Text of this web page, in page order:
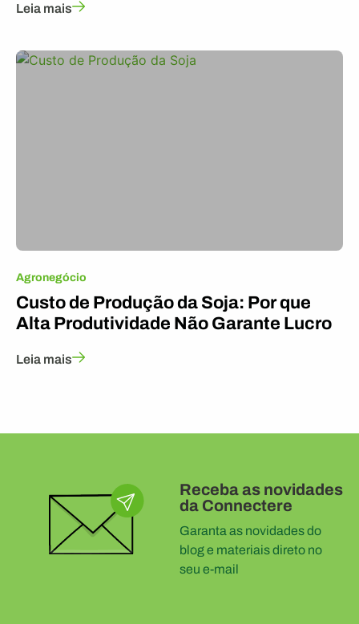
Leia mais
Agronegócio
Custo de Produção da Soja: Por que
Alta Produtividade Não Garante Lucro
Leia mais
Receba as novidades
da Connectere
Garanta as novidades do
blog e materiais direto no
seu e-mail